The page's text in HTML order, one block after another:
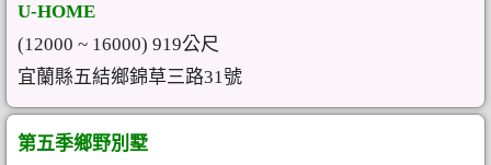
U-HOME
(12000 ~ 16000) 919公尺
宜蘭縣五結鄉錦草三路31號
第五季鄉野別墅